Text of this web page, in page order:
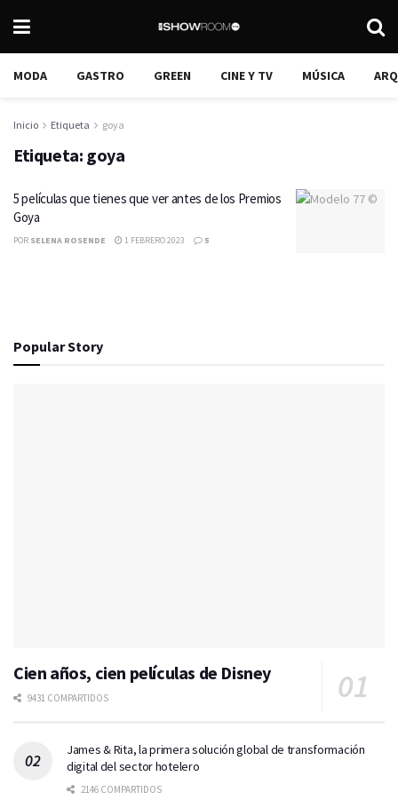
MODA GASTRO GREEN CINE Y TV MÚSICA
Inicio Etiqueta goya
Etiqueta: goya
5 películas que tienes que ver antes de los Premios
Goya
POR SELENA ROSENDE 1 FEBRERO 2023 5
Popular Story
Cien años, cien películas de Disney
9431 COMPARTIDOS
James & Rita, la primera solución global de transformación
digital del sector hotelero
2146 COMPARTIDOS